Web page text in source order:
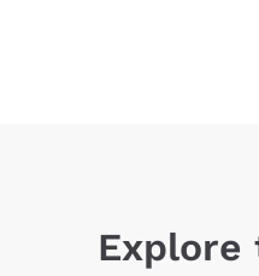
Explore